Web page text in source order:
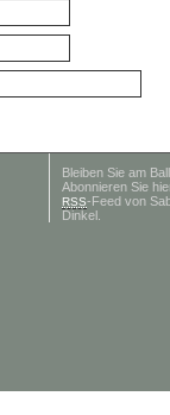
Bleiben Sie am
Abonnieren Sie
RSS-Feed von
Dinkel.